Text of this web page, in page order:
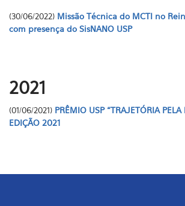
(30/06/2022) Missão Técnica do MCTI no
com presença do SisNANO USP
2021
(01/06/2021) PRÊMIO USP “TRAJETÓRIA
EDIÇÃO 2021